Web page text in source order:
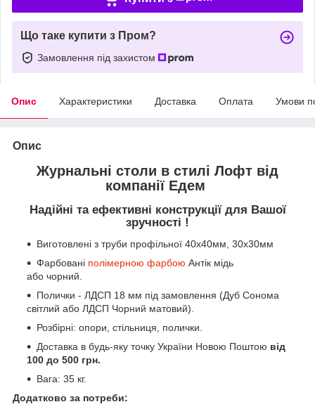
Що таке купити з Пром?
Замовлення під захистом
Опис Характеристики Доставка Оплата Умови
Опис
Журнальні столи в стилі Лофт від
компанії Едем
Надійні та ефективні конструкції для Вашої
зручності !
Виготовлені з труби профільної 40х40мм, 30х30мм
Фарбовані полімерною фарбою Антік мідь
або чорний.
Полички - ЛДСП 18 мм під замовлення (Дуб Сонома
світлий або ЛДСП Чорний матовий).
Розбірні: опори, стільниця, полички.
Доставка в будь-яку точку України Новою Поштою від
100 до 500 грн.
Вага: 35 кг.
Додатково за потреби: